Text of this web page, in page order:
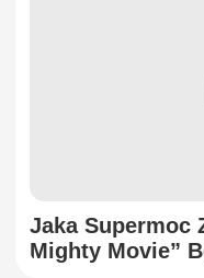
Jaka Supermoc
Mighty Movie”